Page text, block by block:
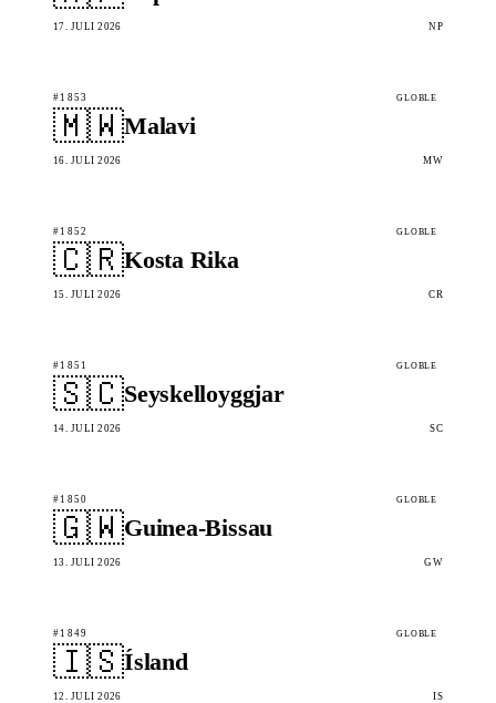
17. JULI 2026 NP
#1853 GLOBLE
🇲🇼Malavi
16. JULI 2026 MW
#1852 GLOBLE
🇨🇷Kosta Rika
15. JULI 2026 CR
#1851 GLOBLE
🇸🇨Seyskelloyggjar
14. JULI 2026 SC
#1850 GLOBLE
🇬🇼Guinea-Bissau
13. JULI 2026 GW
#1849 GLOBLE
🇮🇸Ísland
12. JULI 2026 IS